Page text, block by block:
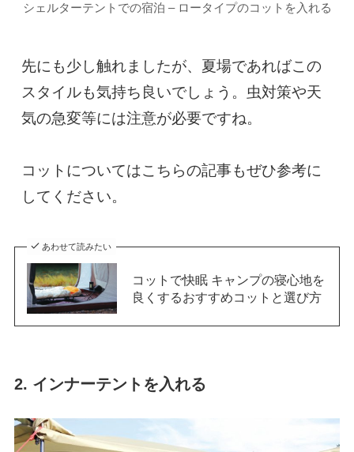
シェルターテントでの宿泊 – ロータイプのコットを入れる
先にも少し触れましたが、夏場であればこの
スタイルも気持ち良いでしょう。虫対策や天
気の急変等には注意が必要ですね。
コットについてはこちらの記事もぜひ参考に
してください。
あわせて読みたい
コットで快眠 キャンプの寝心地を
良くするおすすめコットと選び方
2. インナーテントを入れる